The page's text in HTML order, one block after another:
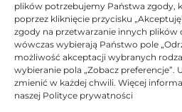
plików potrzebujemy Państwa zgody,
poprzez kliknięcie przycisku
zgody na przetwarzanie innych plików
wówczas wybierają Państwo pole
możliwość akceptacji wybranych
wybieranie pola „Zobacz preferencje”.
zmienić w każdej chwili. Więcej
naszej Polityce prywatności
DANE TECHNICZNE
KOMPATYBILNOŚĆ
PRODUKTY POWIĄZANE